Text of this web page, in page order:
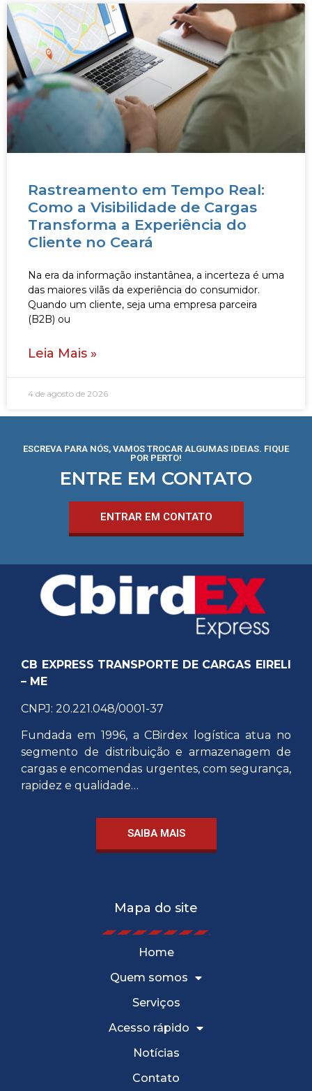
Rastreamento em Tempo Real:
Como a Visibilidade de Cargas
Transforma a Experiência do
Cliente no Ceará
Na era da informação instantânea, a incerteza é uma
das maiores vilãs da experiência do consumidor.
Quando um cliente, seja uma empresa parceira
(B2B) ou
Leia Mais »
4 de agosto de 2026
ESCREVA PARA NÓS, VAMOS TROCAR ALGUMAS IDEIAS. FIQUE
POR PERTO!
ENTRE EM CONTATO
ENTRAR EM CONTATO
CB EXPRESS TRANSPORTE DE CARGAS EIRELI
– ME
CNPJ: 20.221.048/0001-37
Fundada em 1996, a CBirdex logística atua no
segmento de distribuição e armazenagem de
cargas e encomendas urgentes, com segurança,
rapidez e qualidade…
SAIBA MAIS
Mapa do site
Home
Quem somos
Serviços
Acesso rápido
Notícias
Contato